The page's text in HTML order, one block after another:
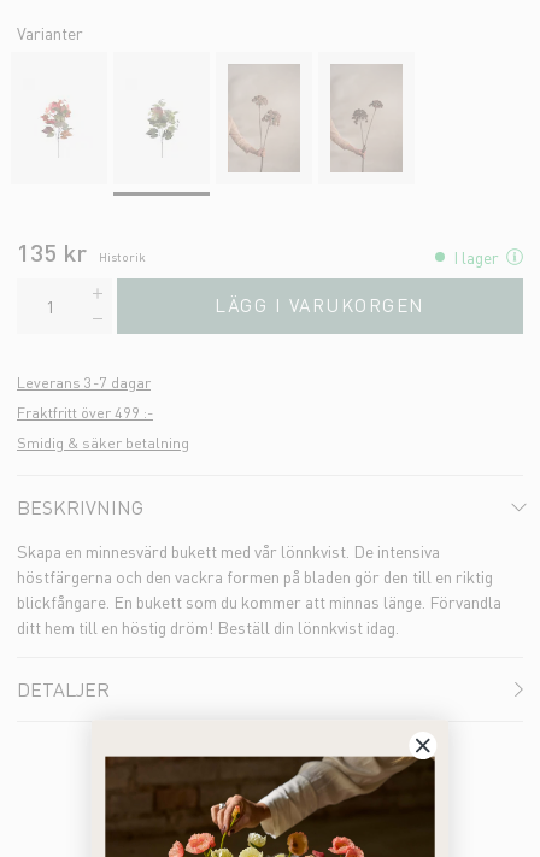
Varianter
135 kr Historik I lager
LÄGG I VARUKORGEN
Leverans 3-7 dagar
Fraktfritt över 499 :-
Smidig & säker betalning
BESKRIVNING
Skapa en minnesvärd bukett med vår lönnkvist. De intensiva
höstfärgerna och den vackra formen på bladen gör den till en riktig
blickfångare. En bukett som du kommer att minnas länge. Förvandla
ditt hem till en höstig dröm! Beställ din lönnkvist idag.
DETALJER